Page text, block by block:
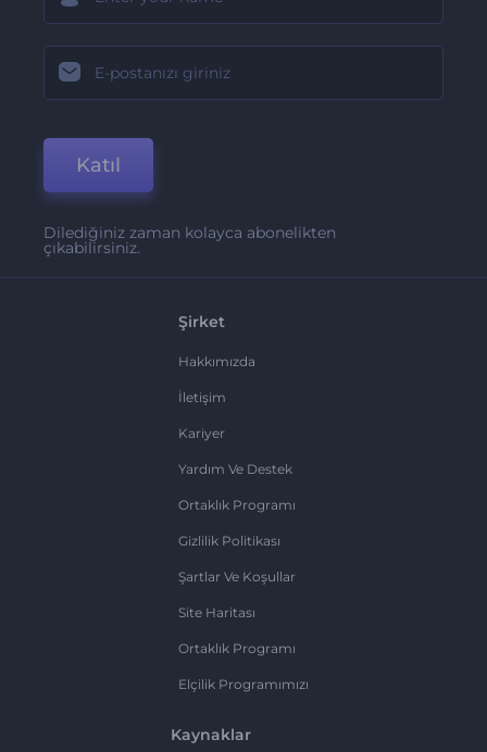
Katıl
Dilediğiniz zaman kolayca abonelikten
çıkabilirsiniz.
Şirket
Hakkımızda
İletişim
Kariyer
Yardım Ve Destek
Ortaklık Programı
Gizlilik Politikası
Şartlar Ve Koşullar
Site Haritası
Ortaklık Programı
Elçilik Programımızı
Kaynaklar